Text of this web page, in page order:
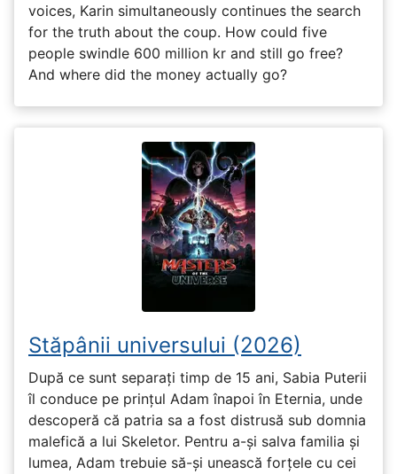
voices, Karin simultaneously continues the search
for the truth about the coup. How could five
people swindle 600 million kr and still go free?
And where did the money actually go?
Stăpânii universului (2026)
După ce sunt separați timp de 15 ani, Sabia Puterii
îl conduce pe prințul Adam înapoi în Eternia, unde
descoperă că patria sa a fost distrusă sub domnia
malefică a lui Skeletor. Pentru a-și salva familia și
lumea, Adam trebuie să-și unească forțele cu cei